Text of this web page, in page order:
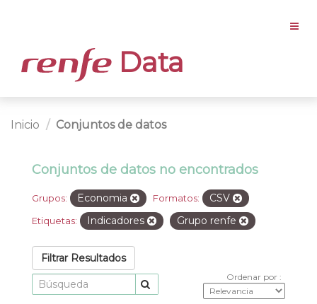
Data
Inicio Conjuntos de datos
Conjuntos de datos no encontrados
Grupos: Economia Formatos: CSV
Etiquetas: Indicadores Grupo renfe
Filtrar Resultados
Ordenar por